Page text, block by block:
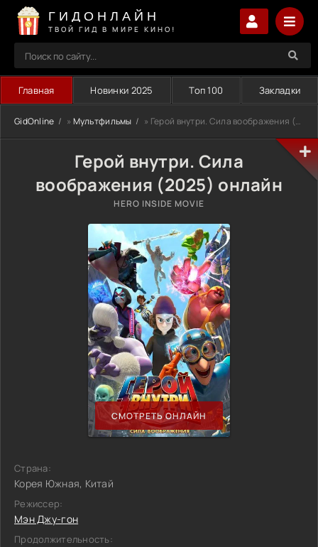
ГИДОНЛАЙН
ТВОЙ ГИД В МИРЕ КИНО!
Главная Новинки 2025 Топ 100 Закладки
GidOnline » Мультфильмы » Герой внутри. Сила воображения (2025)
Герой внутри. Сила
воображения (2025) онлайн
HERO INSIDE MOVIE
СМОТРЕТЬ ОНЛАЙН
Страна:
Корея Южная, Китай
Режиссер:
Мэн Джу-гон
Продолжительность: